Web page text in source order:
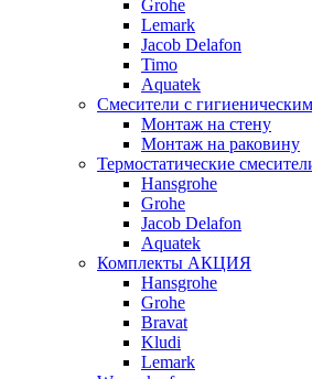
Grohe
Lemark
Jacob Delafon
Timo
Aquatek
Смесители с
Монтаж на стену
Монтаж на раковину
Термостатические
Hansgrohe
Grohe
Jacob Delafon
Aquatek
Комплекты АКЦИЯ
Hansgrohe
Grohe
Bravat
Kludi
Lemark